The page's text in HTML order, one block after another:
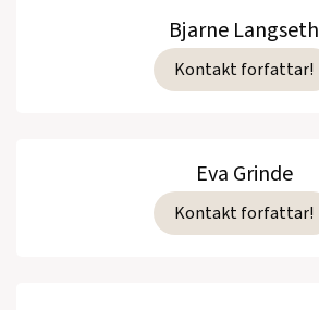
Bjarne Langseth
Kontakt forfattar!
Eva Grinde
Kontakt forfattar!